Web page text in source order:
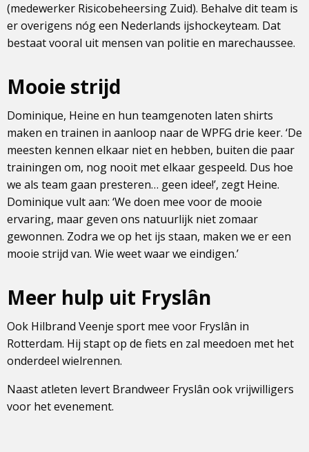
(medewerker Risicobeheersing Zuid). Behalve dit team is
er overigens nóg een Nederlands ijshockeyteam. Dat
bestaat vooral uit mensen van politie en marechaussee.
Mooie strijd
Dominique, Heine en hun teamgenoten laten shirts
maken en trainen in aanloop naar de WPFG drie keer. ‘De
meesten kennen elkaar niet en hebben, buiten die paar
trainingen om, nog nooit met elkaar gespeeld. Dus hoe
we als team gaan presteren… geen idee!’, zegt Heine.
Dominique vult aan: ‘We doen mee voor de mooie
ervaring, maar geven ons natuurlijk niet zomaar
gewonnen. Zodra we op het ijs staan, maken we er een
mooie strijd van. Wie weet waar we eindigen.’
Meer hulp uit Fryslân
Ook Hilbrand Veenje sport mee voor Fryslân in
Rotterdam. Hij stapt op de fiets en zal meedoen met het
onderdeel wielrennen.
Naast atleten levert Brandweer Fryslân ook vrijwilligers
voor het evenement.